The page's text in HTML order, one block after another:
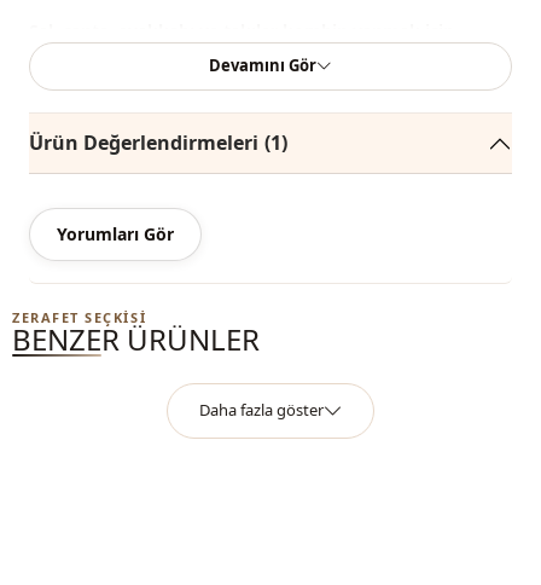
kullanılmıştır.
Yaka
Mevsi̇m
Kumaş
Kumaş
Elbise
Devamını Gör
Ürün Değerlendirmeleri (1)
Yorumları Gör
ZERAFET SEÇKISI
BENZER ÜRÜNLER
Daha fazla göster